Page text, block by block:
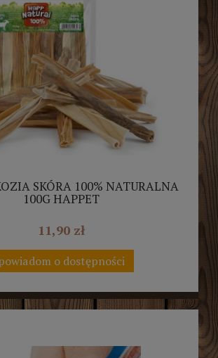
SKÓRA 100% NATURALNA
100G HAPPET
11,90 zł
o dostępności